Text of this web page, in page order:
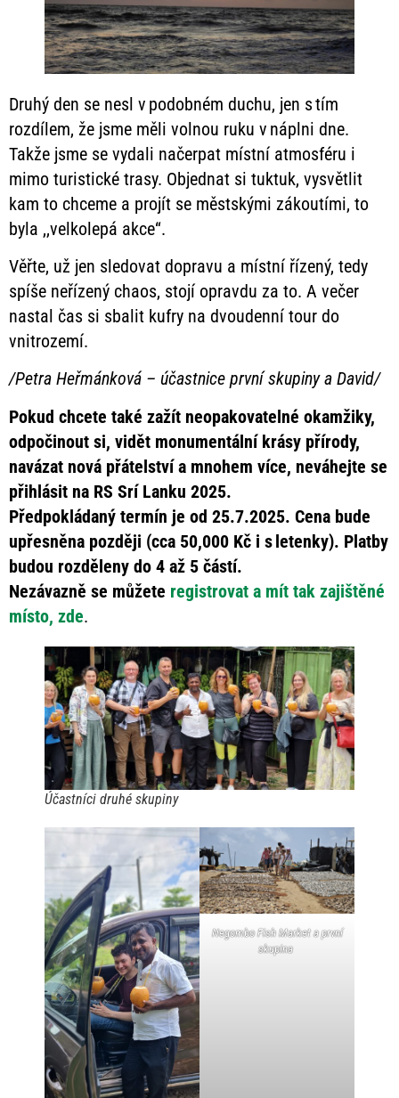
Druhý den se nesl v podobném duchu, jen s tím
rozdílem, že jsme měli volnou ruku v náplni dne.
Takže jsme se vydali načerpat místní atmosféru i
mimo turistické trasy. Objednat si tuktuk, vysvětlit
kam to chceme a projít se městskými zákoutími, to
byla ,,velkolepá akce“.
Věřte, už jen sledovat dopravu a místní řízený, tedy
spíše neřízený chaos, stojí opravdu za to. A večer
nastal čas si sbalit kufry na dvoudenní tour do
vnitrozemí.
/Petra Heřmánková – účastnice první skupiny a David/
Pokud chcete také zažít neopakovatelné okamžiky,
odpočinout si, vidět monumentální krásy přírody,
navázat nová přátelství a mnohem více, neváhejte se
přihlásit na RS Srí Lanku 2025.
Předpokládaný termín je od 25.7.2025. Cena bude
upřesněna později (cca 50,000 Kč i s letenky). Platby
budou rozděleny do 4 až 5 částí.
Nezávazně se můžete registrovat a mít tak zajištěné
místo, zde.
Účastníci druhé skupiny
Negombo Fish Market a první
skupina